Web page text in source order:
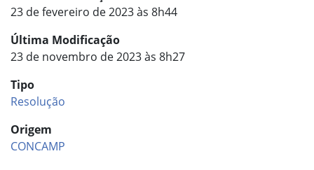
23 de fevereiro de 2023 às 8h44
Última Modificação
23 de novembro de 2023 às 8h27
Tipo
Resolução
Origem
CONCAMP